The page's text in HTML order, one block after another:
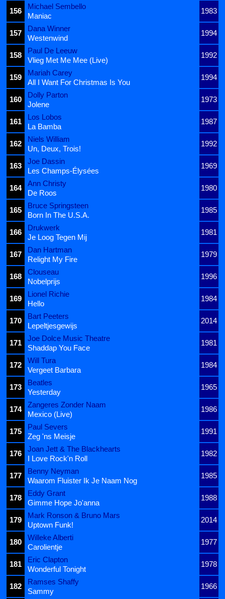
156
Michael Sembello
1983
Maniac
157
Dana Winner
1994
Westenwind
158
Paul De Leeuw
1992
Vlieg Met Me Mee (Live)
159
Mariah Carey
1994
All I Want For Christmas Is You
160
Dolly Parton
1973
Jolene
161
Los Lobos
1987
La Bamba
162
Niels William
1992
Un, Deux, Trois!
163
Joe Dassin
1969
Les Champs-Élysées
164
Ann Christy
1980
De Roos
165
Bruce Springsteen
1985
Born In The U.S.A.
166
Drukwerk
1981
Je Loog Tegen Mij
167
Dan Hartman
1979
Relight My Fire
168
Clouseau
1996
Nobelprijs
169
Lionel Richie
1984
Hello
170
Bart Peeters
2014
Lepeltjesgewijs
171
Joe Dolce Music Theatre
1981
Shaddap You Face
172
Will Tura
1984
Vergeet Barbara
173
Beatles
1965
Yesterday
174
Zangeres Zonder Naam
1986
Mexico (Live)
175
Paul Severs
1991
Zeg 'ns Meisje
176
Joan Jett & The Blackhearts
1982
I Love Rock'n Roll
177
Benny Neyman
1985
Waarom Fluister Ik Je Naam Nog
178
Eddy Grant
1988
Gimme Hope Jo'anna
179
Mark Ronson & Bruno Mars
2014
Uptown Funk!
180
Willeke Alberti
1977
Carolientje
181
Eric Clapton
1978
Wonderful Tonight
182
Ramses Shaffy
1966
Sammy